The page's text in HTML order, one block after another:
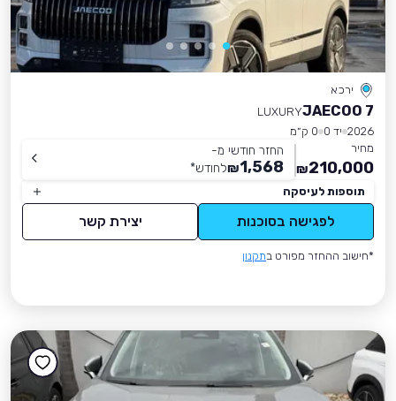
ירכא
JAECOO 7
LUXURY
2026 יד 0
0 ק״מ
מחיר
210,000
₪
החזר חודשי מ-
1,568
₪לחודש*
תוספות לעיסקה
לפגישה בסוכנות יצירת קשר
*חישוב ההחזר מפורט בתקנון